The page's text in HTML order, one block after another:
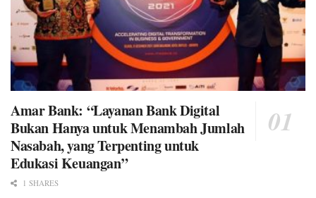
Amar Bank: “Layanan Bank Digital
Bukan Hanya untuk Menambah Jumlah
Nasabah, yang Terpenting untuk
Edukasi Keuangan”
1 SHARES